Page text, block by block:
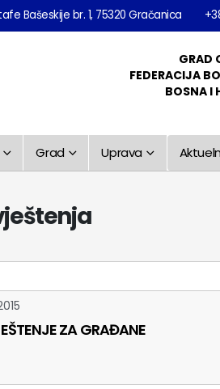
Bašeskije br. 1, 75320 Gračanica
GRAD
FEDERACIJA
BOSNA I
Grad Uprava
ZA GRAĐANE